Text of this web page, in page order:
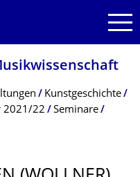
Kunstgeschichte
2021/22
Seminare